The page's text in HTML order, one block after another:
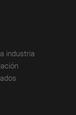
en nueva ventana)
industria